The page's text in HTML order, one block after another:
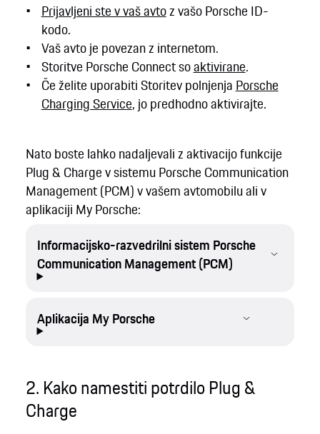
Prijavljeni ste v vaš avtoz vašo Porsche ID-
kodo.
Vaš avto je povezan z internetom.
Storitve Porsche Connect soaktivirane.
Če želite uporabiti Storitev polnjenja Porsche
Charging Service, jo predhodno aktivirajte.
Nato boste lahko nadaljevali z aktivacijo funkcije
Plug & Charge v sistemu Porsche Communication
Management (PCM) v vašem avtomobilu ali v
aplikaciji My Porsche:
Informacijsko-razvedrilni sistem Porsche
Communication Management (PCM)
Aplikacija My Porsche
2. Kako namestiti potrdilo Plug &
Charge